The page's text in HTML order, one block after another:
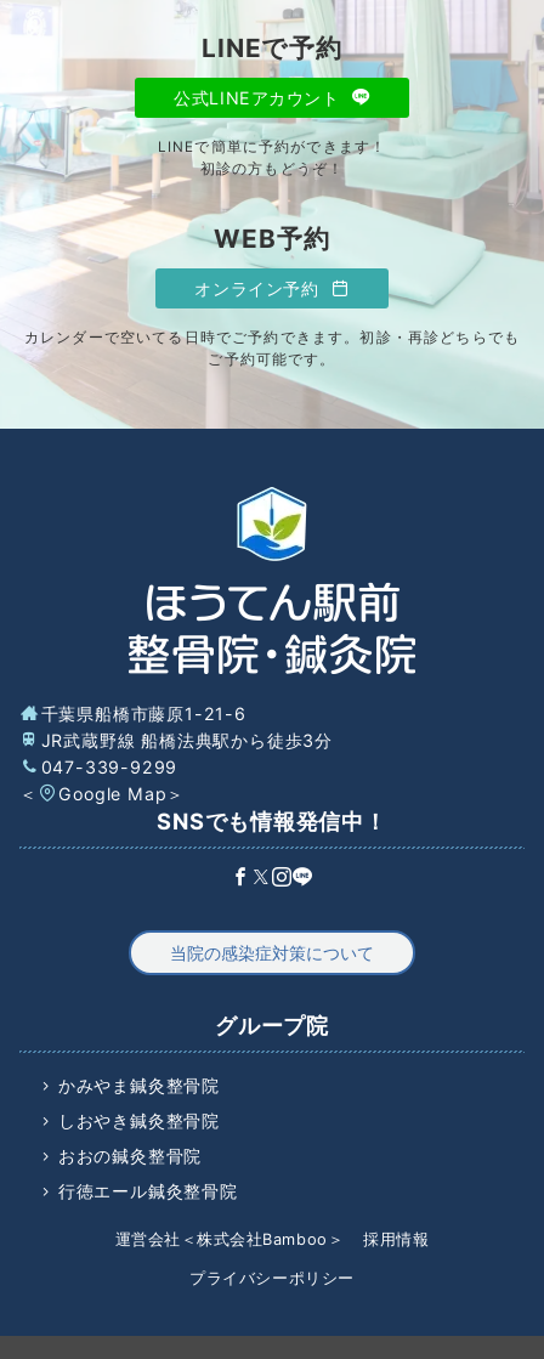
LINEで予約
公式LINEアカウント
LINEで簡単に予約ができます！
初診の方もどうぞ！
WEB予約
オンライン予約
カレンダーで空いてる日時でご予約できます。初診・再診どちらでも
ご予約可能です。
千葉県船橋市藤原1-21-6
JR武蔵野線 船橋法典駅から徒歩3分
047-339-9299
＜
Google Map ＞
SNSでも情報発信中！
当院の感染症対策について
グループ院
かみやま鍼灸整骨院
しおやき鍼灸整骨院
おおの鍼灸整骨院
行徳エール鍼灸整骨院
運営会社＜株式会社Bamboo＞ 採用情報
プライバシーポリシー